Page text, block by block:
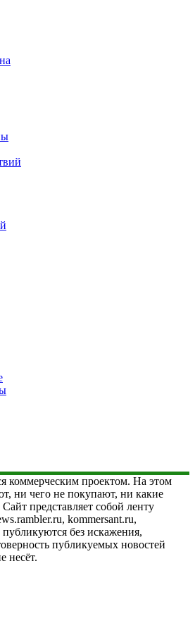
коммерческим проектом. На этом
ни чего не покупают, ни какие
представляет собой ленту
kommersant.ru,
без искажения,
публикуемых новостей
несёт.